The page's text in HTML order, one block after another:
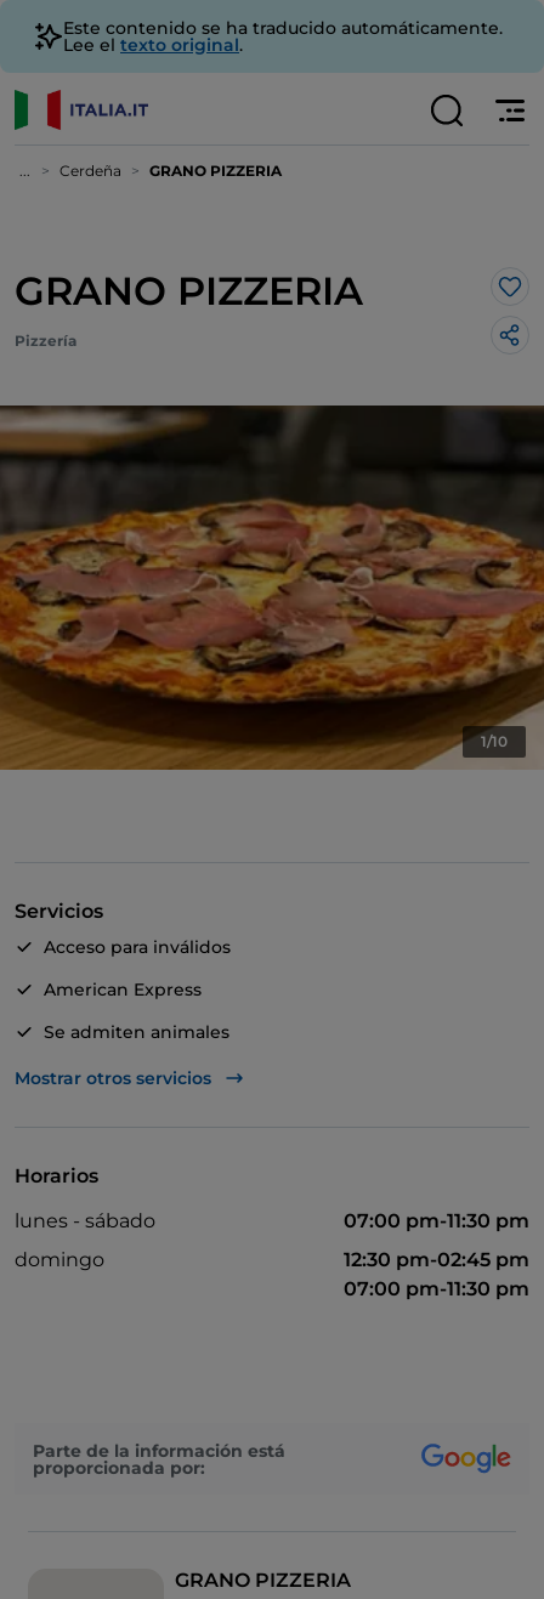
Este contenido se ha traducido automáticamente.
Lee el texto original.
... Cerdeña GRANO PIZZERIA
GRANO PIZZERIA Me
Pizzería
1/10
Servicios
Acceso para inválidos
American Express
Se admiten animales
Para llevar
Se habla español
Mostrar otros servicios
Horarios
lunes - sábado
07:00 pm-11:30 pm
domingo
12:30 pm-02:45 pm
07:00 pm-11:30 pm
Parte de la información está
proporcionada por:
GRANO PIZZERIA